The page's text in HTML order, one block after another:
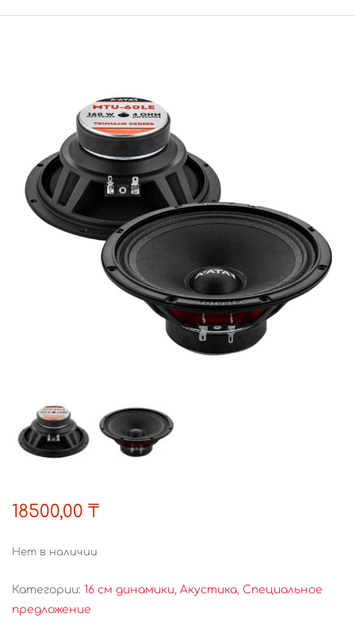
18500,00 ₸
Нет в наличии
Категории: 16 см динамики, Акустика, Специальное
предложение